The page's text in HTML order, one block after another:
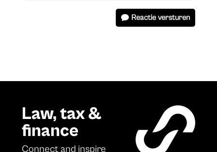
Reactie versturen
Law, tax &
finance
Connect and inspire